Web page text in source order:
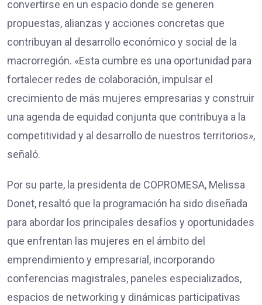
convertirse en un espacio donde se generen
propuestas, alianzas y acciones concretas que
contribuyan al desarrollo económico y social de la
macrorregión. «Esta cumbre es una oportunidad para
fortalecer redes de colaboración, impulsar el
crecimiento de más mujeres empresarias y construir
una agenda de equidad conjunta que contribuya a la
competitividad y al desarrollo de nuestros territorios»,
señaló.
Por su parte, la presidenta de COPROMESA, Melissa
Donet, resaltó que la programación ha sido diseñada
para abordar los principales desafíos y oportunidades
que enfrentan las mujeres en el ámbito del
emprendimiento y empresarial, incorporando
conferencias magistrales, paneles especializados,
espacios de networking y dinámicas participativas